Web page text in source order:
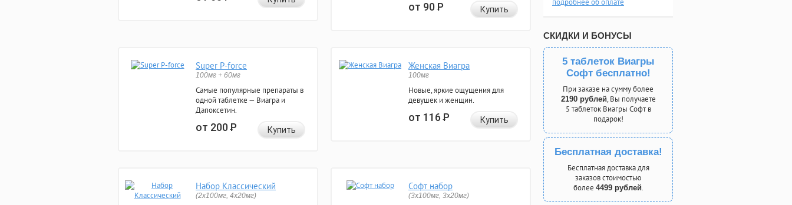
от 90Р Купить
Super P-force
100мг + 60мг
Самые популярные препараты в
одной таблетке — Виагра и
Дапоксетин.
от 200Р Купить
Женская Виагра
100мг
Новые, яркие ощущения для
девушек и женщин.
от 116Р Купить
Набор Классический
(2x100мг, 4x20мг)
Софт набор
(3x100мг, 3x20мг)
подробнее об оплате
СКИДКИ И БОНУСЫ
5 таблеток Виагры
Софт бесплатно!
При заказе на сумму более
2190 рублей, Вы получаете
5 таблеток Виагры Софт в
подарок!
Бесплатная доставка!
Бесплатная доставка для
заказов стоимостью
более 4499 рублей.